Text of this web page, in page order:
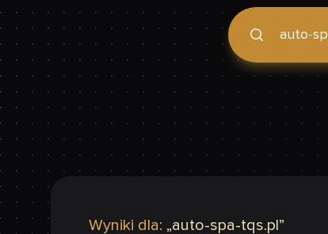
Podaj domenę,
Wyniki dla: „auto-spa-tqs.pl ”